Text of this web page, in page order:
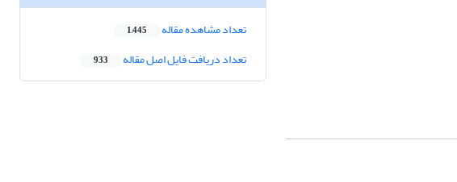
تعداد مشاهده مقاله 1,445
تعداد دریافت فایل اصل مقاله 933